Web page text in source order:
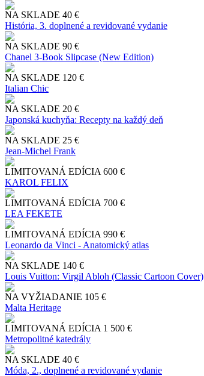
NA SKLADE 40 €
História, 3. doplnené a revidované vydanie
NA SKLADE 90 €
Chanel 3-Book Slipcase (New Edition)
NA SKLADE 120 €
Italian Chic
NA SKLADE 20 €
Japonská kuchyňa: Recepty na každý deň
NA SKLADE 25 €
Jean-Michel Frank
LIMITOVANÁ EDÍCIA 600 €
KAROL FELIX
LIMITOVANÁ EDÍCIA 700 €
LEA FEKETE
LIMITOVANÁ EDÍCIA 990 €
Leonardo da Vinci - Anatomický atlas
NA SKLADE 140 €
Louis Vuitton: Virgil Abloh (Classic Cartoon Cover)
NA VYŽIADANIE 105 €
Malta Heritage
LIMITOVANÁ EDÍCIA 1 500 €
Metropolitné katedrály
NA SKLADE 40 €
Móda, 2., doplnené a revidované vydanie